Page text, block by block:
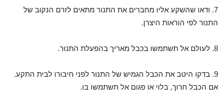
7. ודאו שהשקע אליו מחברים את התנור מתאים לזרם הנקוב של
התנור לפי הוראות היצרן.
8. לעולם אל תשתמשו בכבל מאריך בהפעלת התנור.
9. בדקו היטב את הכבל הגמיש של התנור לפני חיבורו לבית התקע.
אם הכבל חרוך, בלוי או פגום אל תשתמשו בו.